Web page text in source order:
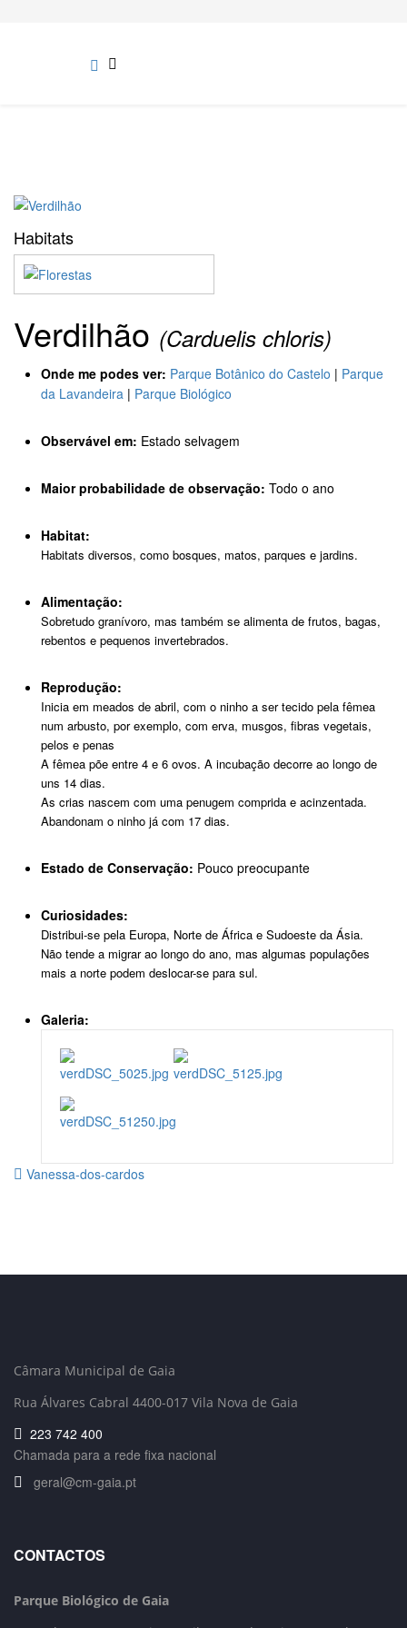
Habitats
Verdilhão (Carduelis chloris)
Onde me podes ver: Parque Botânico do Castelo | Parque
da Lavandeira | Parque Biológico
Observável em: Estado selvagem
Maior probabilidade de observação: Todo o ano
Habitat:
Habitats diversos, como bosques, matos, parques e jardins.
Alimentação:
Sobretudo granívoro, mas também se alimenta de frutos, bagas,
rebentos e pequenos invertebrados.
Reprodução:
Inicia em meados de abril, com o ninho a ser tecido pela fêmea
num arbusto, por exemplo, com erva, musgos, fibras vegetais,
pelos e penas
A fêmea põe entre 4 e 6 ovos. A incubação decorre ao longo de
uns 14 dias.
As crias nascem com uma penugem comprida e acinzentada.
Abandonam o ninho já com 17 dias.
Estado de Conservação: Pouco preocupante
Curiosidades:
Distribui-se pela Europa, Norte de África e Sudoeste da Ásia.
Não tende a migrar ao longo do ano, mas algumas populações
mais a norte podem deslocar-se para sul.
Galeria:
Vanessa-dos-cardos
Câmara Municipal de Gaia
Rua Álvares Cabral 4400-017 Vila Nova de Gaia
223 742 400
Chamada para a rede fixa nacional
geral@cm-gaia.pt
CONTACTOS
Parque Biológico de Gaia